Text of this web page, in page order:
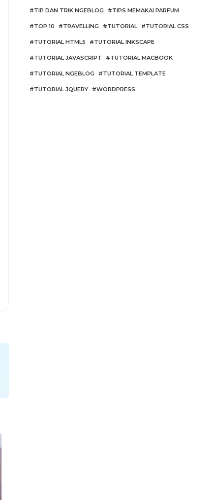
TIP DAN TRIK NGEBLOG TIPS MEMAKAI PARFUM
TOP 10 TRAVELLING TUTORIAL TUTORIAL CSS
TUTORIAL HTML5 TUTORIAL INKSCAPE
TUTORIAL JAVASCRIPT TUTORIAL MACBOOK
TUTORIAL NGEBLOG TUTORIAL TEMPLATE
TUTORIAL JQUERY WORDPRESS